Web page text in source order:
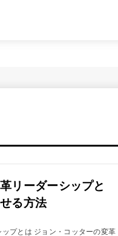
リーダーシップと
る方法
プとは ジョン・コッターの変革